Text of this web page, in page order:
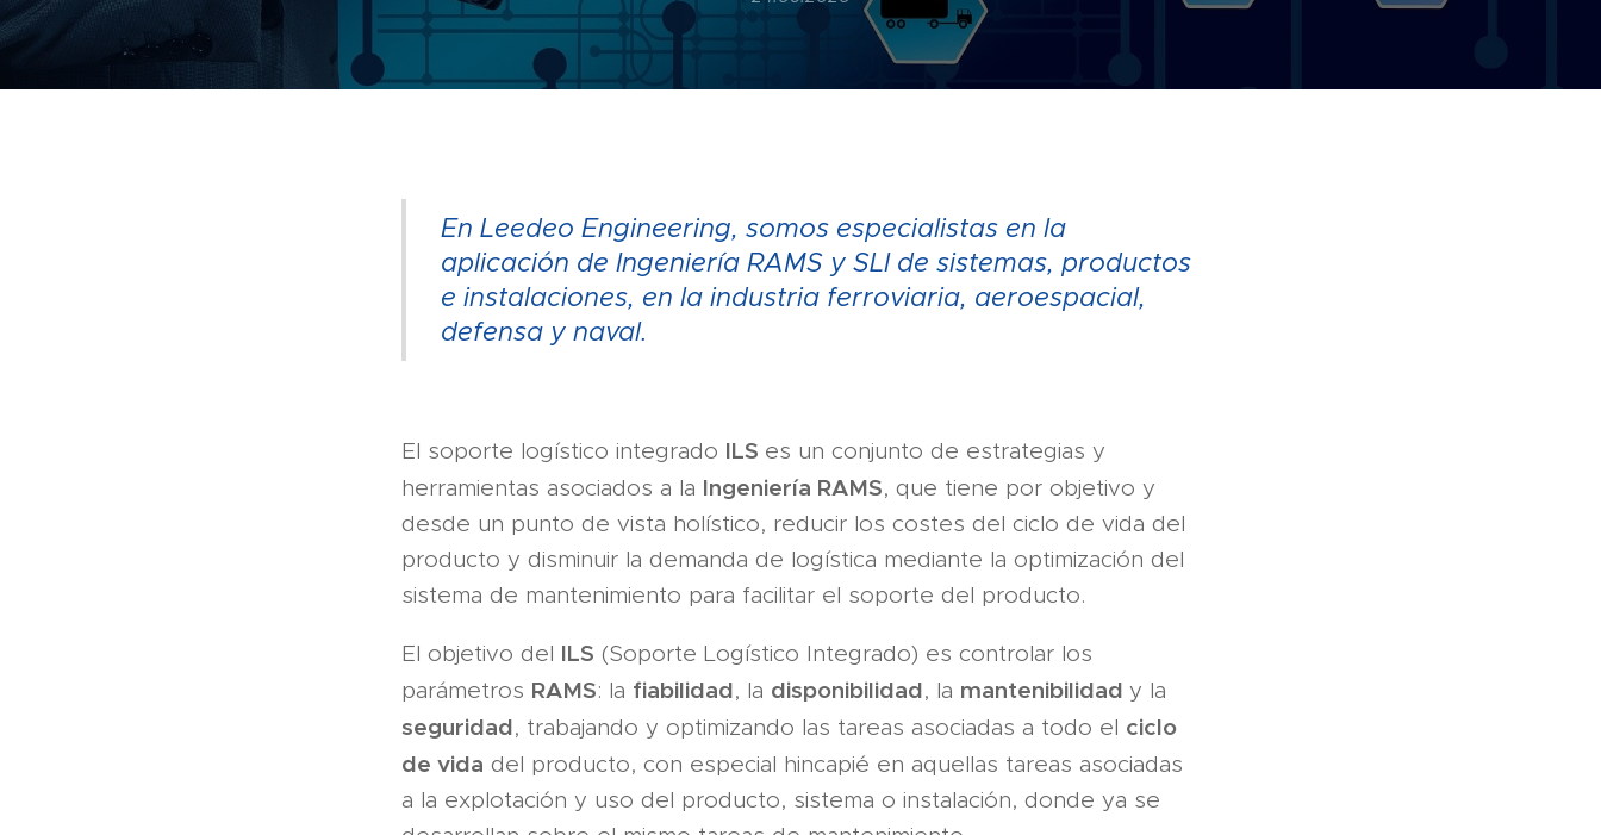
En Leedeo Engineering, somos especialistas en la
aplicación de Ingeniería RAMS y SLI de sistemas, productos
e instalaciones, en la industria ferroviaria, aeroespacial,
defensa y naval.
El soporte logístico integrado ILS es un conjunto de estrategias y
herramientas asociados a la Ingeniería RAMS, que tiene por objetivo y
desde un punto de vista holístico, reducir los costes del ciclo de vida del
producto y disminuir la demanda de logística mediante la optimización del
sistema de mantenimiento para facilitar el soporte del producto.
El objetivo del ILS (Soporte Logístico Integrado) es controlar los
parámetros RAMS: la fiabilidad, la disponibilidad, la mantenibilidad y la
seguridad, trabajando y optimizando las tareas asociadas a todo el ciclo
de vida del producto, con especial hincapié en aquellas tareas asociadas
a la explotación y uso del producto, sistema o instalación, donde ya se